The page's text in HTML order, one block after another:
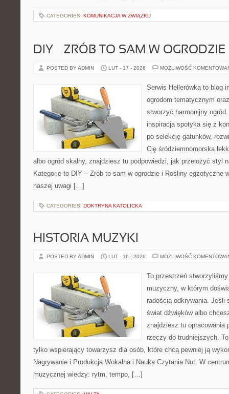
CATEGORIES: KOMUNIKACJA W ZWIĄZKU
DIY – ZRÓB TO SAM W OGRODZIE
POSTED BY ADMIN LUT - 17 - 2026 MOŻLIWOŚĆ
Serwis Hellerówka to blog
ogrodom tematycznym
stworzyć harmonijny
inspiracja spotyka się z
po selekcję gatunków,
Cię śródziemnomorska
albo ogród skalny, znajdziesz tu podpowiedzi, jak przełożyć styl
Kategorie to DIY – Zrób to sam w ogrodzie i Rośliny egzotyczne
naszej uwagi […]
CATEGORIES: DOKTRYNA KATOLICKA
HISTORIA MUZYKI
POSTED BY ADMIN LUT - 16 - 2026 MOŻLIWOŚĆ
To przestrzeń
muzyczny, w którym
radością odkrywania. Jeśli
świat dźwięków albo
znajdziesz tu opracowania
rzeczy do trudniejszych.
tylko wspierający towarzysz dla osób, które chcą pewniej ją
Nagrywanie i Produkcja Wokalna i Nauka Czytania Nut. W
muzycznej wiedzy: rytm, tempo, […]